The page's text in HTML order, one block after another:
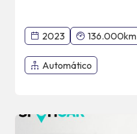
2023 136.000km
Automático